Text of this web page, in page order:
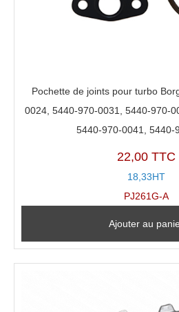
Pochette de joints pour turbo
0024, 5440-970-0031, 5440-970-
5440-970-0041, 5440-
22,00 TTC
18,33HT
PJ261G-A
Ajouter au